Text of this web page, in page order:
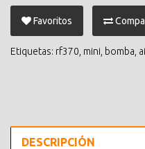
Favoritos
Etiquetas: rf370 mini bomba
DESCRIPCIÓN